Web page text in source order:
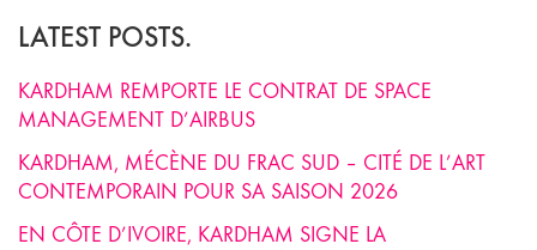
LATEST POSTS.
KARDHAM REMPORTE LE CONTRAT DE SPACE
MANAGEMENT D’AIRBUS
KARDHAM, MÉCÈNE DU FRAC SUD – CITÉ DE L’ART
CONTEMPORAIN POUR SA SAISON 2026
EN CÔTE D’IVOIRE, KARDHAM SIGNE LA